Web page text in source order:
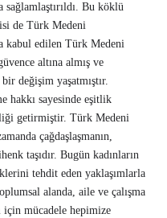
Bu köklü
de Türk Medeni
kabul edilen Türk Medeni
altına almış ve
değişim yaşatmıştır.
hakkı sayesinde eşitlik
getirmiştir. Türk Medeni
çağdaşlaşmanın,
taşıdır. Bugün kadınların
tehdit eden yaklaşımlarla
alanda, aile ve çalışma
için mücadele hepimize